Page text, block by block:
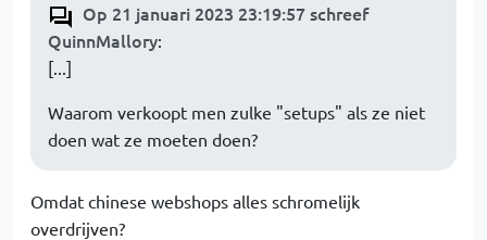
Op 21 januari 2023 23:19:57 schreef
QuinnMallory:
[...]
Waarom verkoopt men zulke "setups" als ze niet
doen wat ze moeten doen?
Omdat chinese webshops alles schromelijk
overdrijven?